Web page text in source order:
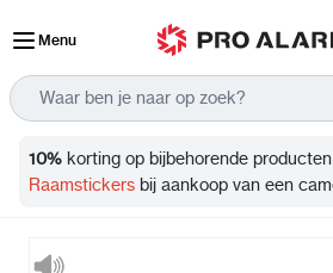
Menu
Info
10% korting op bijbehorende
Raamstickers bij aankoop van een